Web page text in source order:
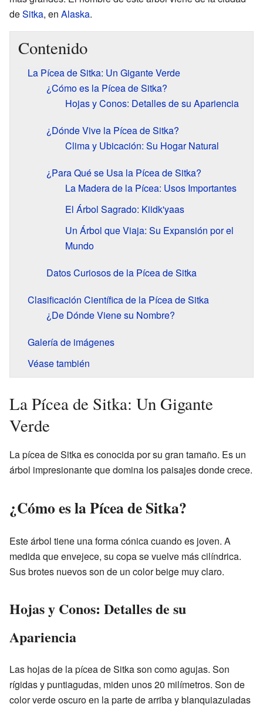
deSitka, en Alaska.
Contenido
La Pícea de Sitka: Un Gigante Verde
¿Cómo es la Pícea de Sitka?
Hojas y Conos: Detalles de su Apariencia
¿Dónde Vive la Pícea de Sitka?
Clima y Ubicación: Su Hogar Natural
¿Para Qué se Usa la Pícea de Sitka?
La Madera de la Pícea: Usos Importantes
El Árbol Sagrado: Kiidk'yaas
Un Árbol que Viaja: Su Expansión por el
Mundo
Datos Curiosos de la Pícea de Sitka
Clasificación Científica de la Pícea de Sitka
¿De Dónde Viene su Nombre?
Galería de imágenes
Véase también
La Pícea de Sitka: Un Gigante
Verde
La pícea de Sitka es conocida por su gran tamaño. Es un
árbol impresionante que domina los paisajes donde crece.
¿Cómo es la Pícea de Sitka?
Este árbol tiene una forma cónica cuando es joven. A
medida que envejece, su copa se vuelve más cilíndrica.
Sus brotes nuevos son de un color beige muy claro.
Hojas y Conos: Detalles de su
Apariencia
Las hojas de la pícea de Sitka son como agujas. Son
rígidas y puntiagudas, miden unos 20 milímetros. Son de
color verde oscuro en la parte de arriba y blanquiazuladas